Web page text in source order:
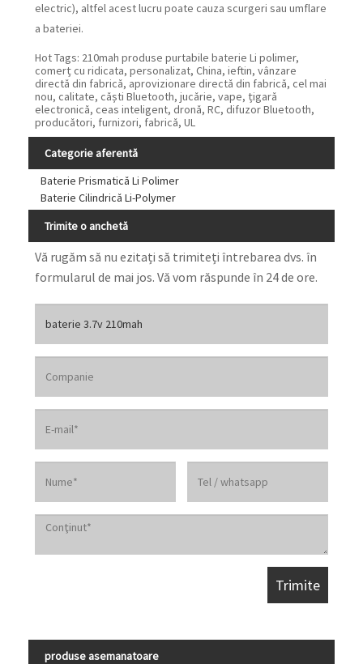
electric), altfel acest lucru poate cauza scurgeri sau umflare
a bateriei.
Hot Tags: 210mah produse purtabile baterie Li polimer,
comerț cu ridicata, personalizat, China, ieftin, vânzare
directă din fabrică, aprovizionare directă din fabrică, cel mai
nou, calitate, căști Bluetooth, jucărie, vape, țigară
electronică, ceas inteligent, dronă, RC, difuzor Bluetooth,
producători, furnizori, fabrică, UL
Categorie aferentă
Baterie Prismatică Li Polimer
Baterie Cilindrică Li-Polymer
Trimite o anchetă
Vă rugăm să nu ezitați să trimiteți întrebarea dvs. în
formularul de mai jos. Vă vom răspunde în 24 de ore.
produse asemanatoare